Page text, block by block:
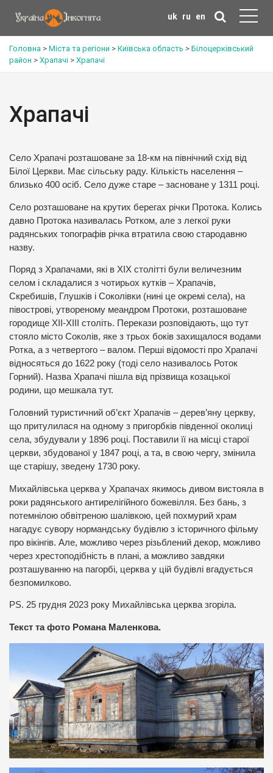
uk ru en
Головна > Міста та регіони > Київська область > Білоцерківський
район > Храпачі > Храпачі
Храпачі
Село Храпачі розташоване за 18-км на північний схід від
Білої Церкви. Має сільську раду. Кількість населення –
близько 400 осіб. Село дуже старе – засноване у 1311 році.
Село розташоване на крутих берегах річки Протока. Колись
давно Протока називалась Ротком, але з легкої руки
радянських топографів річка втратила свою стародавню
назву.
Поряд з Храпачами, які в ХІХ столітті були величезним
селом і складалися з чотирьох кутків – Храпачів,
Скребишів, Глушків і Соколівки (нині це окремі села), на
півострові, утвореному меандром Протоки, розташоване
городище ХІІ-ХІІІ століть. Перекази розповідають, що тут
стояло місто Соколів, яке з трьох боків захищалося водами
Ротка, а з четвертого – валом. Перші відомості про Храпачі
відносяться до 1622 року (тоді село називалось Роток
Горний). Назва Храпачі пішла від прізвища козацької
родини, що мешкала тут.
Головний туристичний об’єкт Храпачів – дерев’яну церкву,
що притулилася на одному з пригорбків південної околиці
села, збудували у 1896 році. Поставили її на місці старої
церкви, збудованої у 1847 році, а та, в свою чергу, змінила
ще старішу, зведену 1730 року.
Михайлівська церква у Храпачах якимось дивом вистояла в
роки радянського антирелігійного божевілля. Без бань, з
потемнілою обвітреною шалівкою, цей похмурий храм
нагадує сувору нормандську будівлю з історичного фільму
про вікінгів. Але, можливо через різьблений декор, можливо
через хрестоподібність в плані, а можливо завдяки
розташуванню на пагорбі, церква у цій будівлі вгадується
безпомилково.
PS. 25 грудня 2023 року Михайлівська церква згоріла.
Текст та фото Романа Маленкова.